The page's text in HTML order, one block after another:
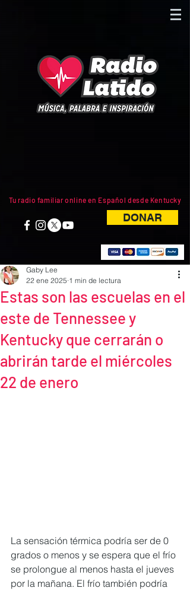
Tu radio familiar online en Español desde Kentucky
DONAR
Estas son las escuelas en el
este de Tennessee y
Kentucky que cerrarán o
abrirán tarde el miércoles
22 de enero
Gaby Lee
22 ene 2025 1 min de lectura
La sensación térmica podría ser de 0
grados o menos y se espera que el frío
se prolongue al menos hasta el jueves
por la mañana. El frío también podría